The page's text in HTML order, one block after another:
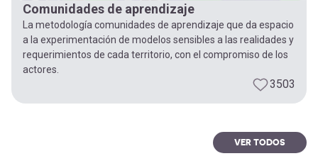
Comunidades de aprendizaje
La metodología comunidades de aprendizaje que da espacio
a la experimentación de modelos sensibles a las realidades y
requerimientos de cada territorio, con el compromiso de los
actores.
3503
VER TODOS